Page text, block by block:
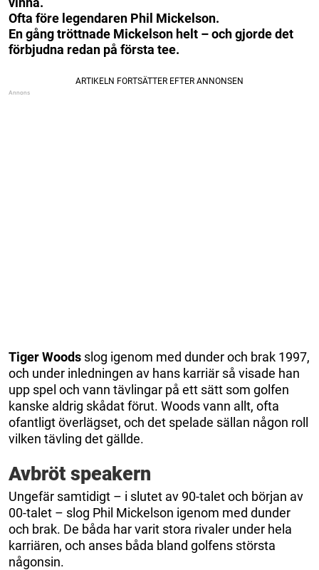
Ofta före legendaren Phil Mickelson.
En gång tröttnade Mickelson helt – och gjorde det
förbjudna redan på första tee.
TigerWoods slog igenom med dunder och brak 1997,
och under inledningen av hans karriär så visade han
upp spel och vann tävlingar på ett sätt som golfen
kanske aldrig skådat förut. Woods vann allt, ofta
ofantligt överlägset, och det spelade sällan någon roll
vilken tävling det gällde.
Avbröt speakern
Ungefär samtidigt – i slutet av 90-talet och början av
00-talet – slog Phil Mickelson igenom med dunder
och brak. De båda har varit stora rivaler under hela
karriären, och anses båda bland golfens största
någonsin.